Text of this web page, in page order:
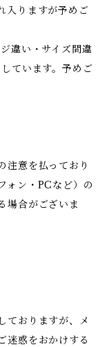
入りますが予めご
違い・サイズ間違
ています。予めご
注意を払っており
ォン・PCなど）の
場合がございま
ておりますが、メ
迷惑をおかけする